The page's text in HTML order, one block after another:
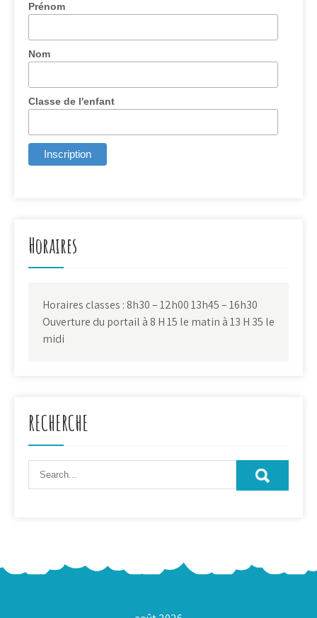
Prénom
Nom
Classe de l'enfant
Horaires
Horaires classes : 8h30 – 12h00 13h45 – 16h30
Ouverture du portail à 8 H 15 le matin à 13 H 35 le
midi
RECHERCHE